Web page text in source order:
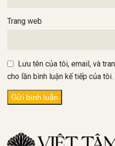
Trang web
Lưu tên của tôi, email, và
cho lần bình luận kế tiếp của tôi.